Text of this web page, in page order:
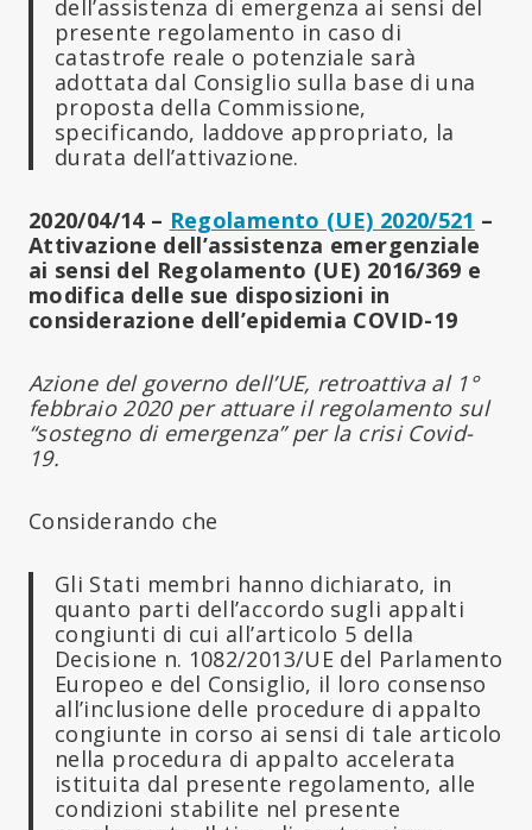
dell’assistenza di emergenza ai sensi del
presente regolamento in caso di
catastrofe reale o potenziale sarà
adottata dal Consiglio sulla base di una
proposta della Commissione,
specificando, laddove appropriato, la
durata dell’attivazione.
2020/04/14 – Regolamento (UE) 2020/521 –
Attivazione dell’assistenza emergenziale
ai sensi del Regolamento (UE) 2016/369 e
modifica delle sue disposizioni in
considerazione dell’epidemia COVID-19
Azione del governo dell’UE, retroattiva al 1°
febbraio 2020 per attuare il regolamento sul
“sostegno di emergenza” per la crisi Covid-
19.
Considerando che
Gli Stati membri hanno dichiarato, in
quanto parti dell’accordo sugli appalti
congiunti di cui all’articolo 5 della
Decisione n. 1082/2013/UE del Parlamento
Europeo e del Consiglio, il loro consenso
all’inclusione delle procedure di appalto
congiunte in corso ai sensi di tale articolo
nella procedura di appalto accelerata
istituita dal presente regolamento, alle
condizioni stabilite nel presente